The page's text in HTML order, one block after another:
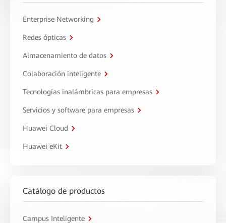
Enterprise Networking
Redes ópticas
Almacenamiento de datos
Colaboración inteligente
Tecnologías inalámbricas para empresas
Servicios y software para empresas
Huawei Cloud
Huawei eKit
Catálogo de productos
Campus Inteligente